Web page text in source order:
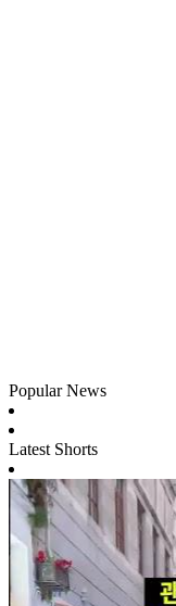
Popular News
Latest Shorts